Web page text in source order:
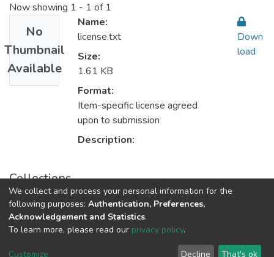
Now showing 1 - 1 of 1
No
Thumbnail
Available
Name:
license.txt
Size:
1.61 KB
Format:
Item-specific license agreed
upon to submission
Description:
Down
load
Collections
Sustainable Rural Development التنمية الريفية المستدامة
Cookie End User Send
We collect and process your personal information for the
following purposes: Authentication, Preferences,
Acknowledgement and Statistics.
To learn more, please read our privacy policy.
Customize Decline That's ok